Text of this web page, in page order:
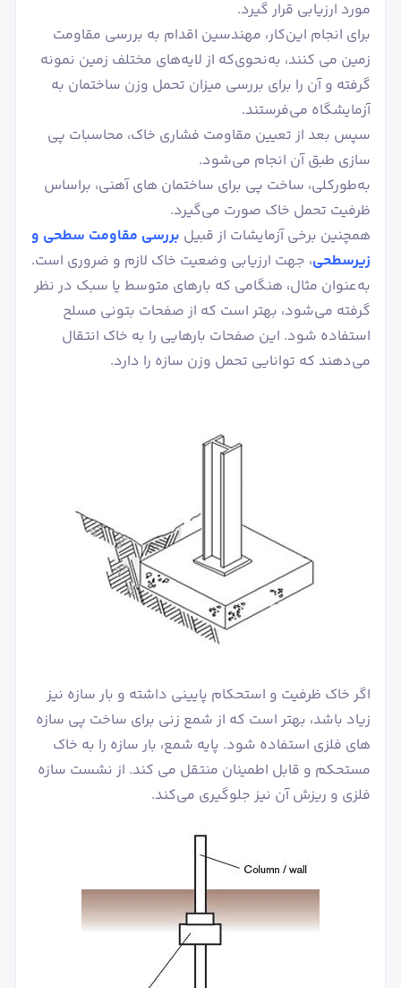
مورد ارزیابی قرار گیرد.
برای انجام این‌کار، مهندسین اقدام به بررسی مقاومت
زمین می کنند، به‌نحوی‌که از لایه‌های مختلف زمین نمونه
گرفته و آن را برای بررسی میزان تحمل وزن ساختمان به
آزمایشگاه می‌فرستند.
سپس بعد از تعیین مقاومت فشاری خاک، محاسبات پی
سازی طبق آن انجام می‌شود.
به‌طورکلی، ساخت پی برای ساختمان های آهنی، براساس
ظرفیت تحمل خاک صورت می‌گیرد.
همچنین برخی آزمایشات از قبیل بررسی مقاومت سطحی و
زیرسطحی، جهت ارزیابی وضعیت خاک لازم و ضروری است.
به‌عنوان مثال، هنگامی که بارهای متوسط یا سبک در نظر
گرفته می‌شود، بهتر است که از صفحات بتونی مسلح
استفاده شود. این صفحات بارهایی را به خاک انتقال
می‌دهند که توانایی تحمل وزن سازه را دارد.
اگر خاک ظرفیت و استحکام پایینی داشته و بار سازه نیز
زیاد باشد، بهتر است که از شمع زنی برای ساخت پی سازه
های فلزی استفاده شود. پایه شمع، بار سازه را به خاک
مستحکم و قابل اطمینان منتقل می کند. از نشست سازه
فلزی و ریزش آن نیز جلوگیری می‌کند.